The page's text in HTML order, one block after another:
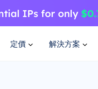
定價 解決方案